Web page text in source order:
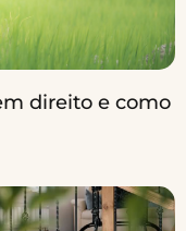
direito e como